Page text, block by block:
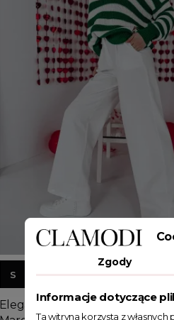
S
Eleganckie spodnie z prostą
Zgody
Informacje dotyczące
Ta witryna korzysta z